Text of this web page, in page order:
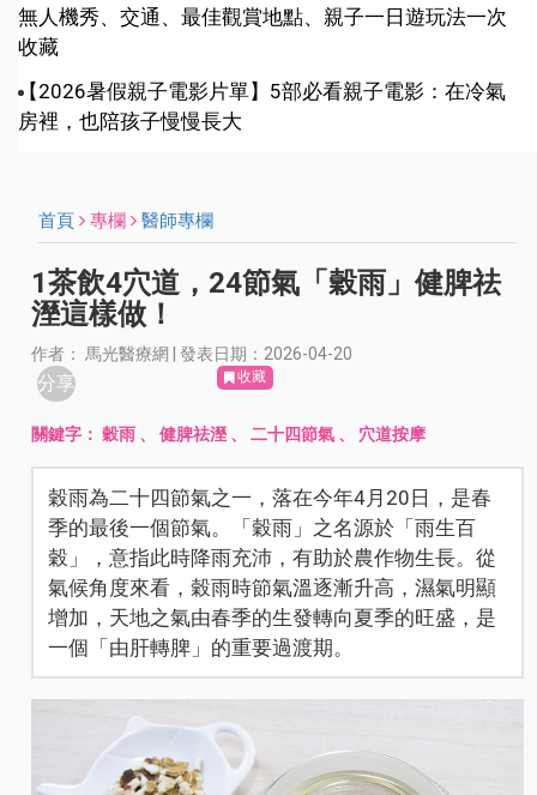
無人機秀、交通、最佳觀賞地點、親子一日遊玩法一次
收藏
【2026暑假親子電影片單】5部必看親子電影：在冷氣
房裡，也陪孩子慢慢長大
首頁 專欄 醫師專欄
1茶飲4穴道，24節氣「穀雨」健脾祛
溼這樣做！
作者： 馬光醫療網 | 發表日期：2026-04-20
分享 收藏
關鍵字：穀雨 、健脾祛溼 、二十四節氣 、 穴道按摩
穀雨為二十四節氣之一，落在今年4月20日，是春
季的最後一個節氣。「穀雨」之名源於「雨生百
穀」，意指此時降雨充沛，有助於農作物生長。從
氣候角度來看，穀雨時節氣溫逐漸升高，濕氣明顯
增加，天地之氣由春季的生發轉向夏季的旺盛，是
一個「由肝轉脾」的重要過渡期。